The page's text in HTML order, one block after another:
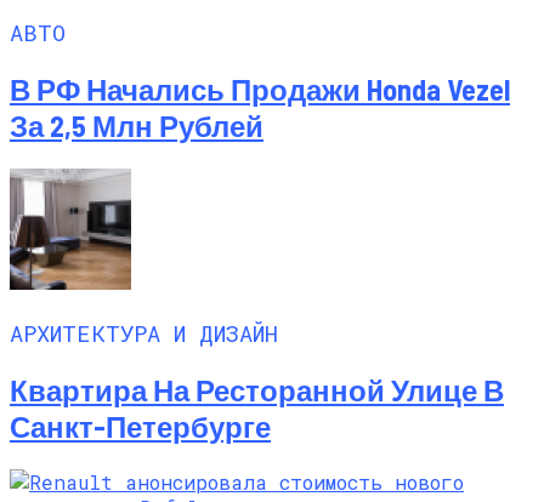
АВТО
В РФ Начались Продажи Honda Vezel
За 2,5 Млн Рублей
АРХИТЕКТУРА И ДИЗАЙН
Квартира На Ресторанной Улице В
Санкт-Петербурге